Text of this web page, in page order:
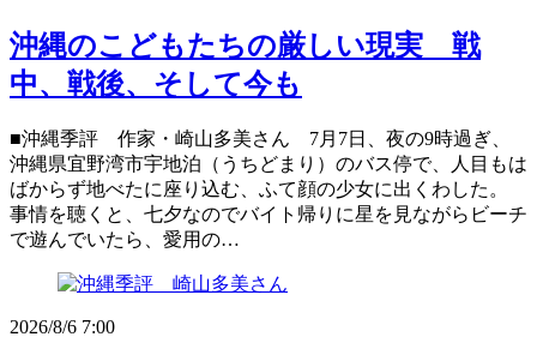
沖縄のこどもたちの厳しい現実 戦
中、戦後、そして今も
■沖縄季評 作家・崎山多美さん 7月7日、夜の9時過ぎ、
沖縄県宜野湾市宇地泊（うちどまり）のバス停で、人目もは
ばからず地べたに座り込む、ふて顔の少女に出くわした。
事情を聴くと、七夕なのでバイト帰りに星を見ながらビーチ
で遊んでいたら、愛用の…
2026/8/6 7:00